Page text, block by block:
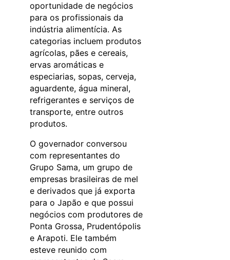
oportunidade de negócios
para os profissionais da
indústria alimentícia. As
categorias incluem produtos
agrícolas, pães e cereais,
ervas aromáticas e
especiarias, sopas, cerveja,
aguardente, água mineral,
refrigerantes e serviços de
transporte, entre outros
produtos.
O governador conversou
com representantes do
Grupo Sama, um grupo de
empresas brasileiras de mel
e derivados que já exporta
para o Japão e que possui
negócios com produtores de
Ponta Grossa, Prudentópolis
e Arapoti. Ele também
esteve reunido com